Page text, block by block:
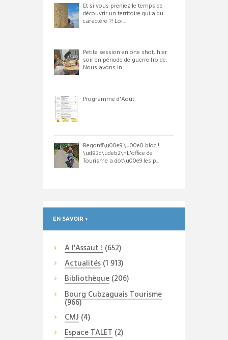
Et si vous preniez le temps de
découvrir un territoire qui a du
caractère ?! Loi...
Petite session en one shot, hier
soir en période de guerre froide.
Nous avons in...
Programme d'Août
Regonfl\u00e9 \u00e0 bloc !
\ud83d\udeb2\nL'office de
Tourisme a dot\u00e9 les p...
EN SAVOIR +
A l'Assaut ! (652)
Actualités(1 913)
Bibliothèque(206)
Bourg Cubzaguais Tourisme
(966)
CMJ (4)
Espace TALET (2)